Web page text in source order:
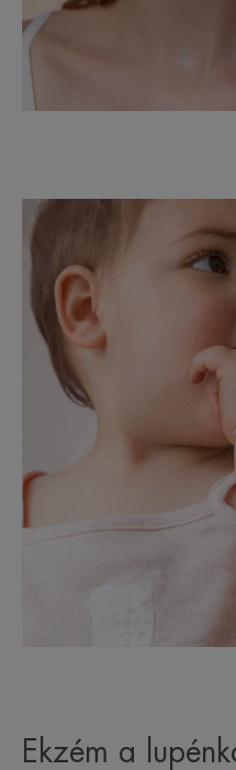
Ekzém a